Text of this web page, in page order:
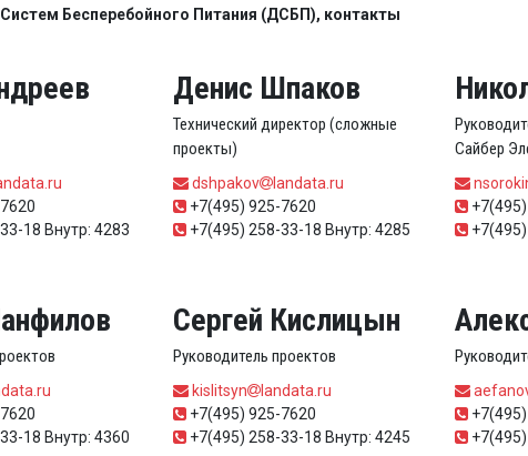
Бесперебойного Питания (ДСБП), контакты
18 Внутр: 4283
Денис Шпаков
Технический директор (сложные
проекты)
dshpakov
landata.ru
+7(495) 925-7620
+7(495) 258-33-18 Внутр: 4285
Сайбер
+7(495)
+7(495)
18 Внутр: 4360
Сергей Кислицын
Руководитель проектов
kislitsyn
landata.ru
+7(495) 925-7620
+7(495) 258-33-18 Внутр: 4245
+7(495)
+7(495)